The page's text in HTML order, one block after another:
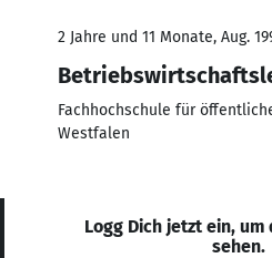
2 Jahre und 11 Monate, Aug.
Fachhochschule für
Westfalen
Logg Dich jetzt ein,
sehen.